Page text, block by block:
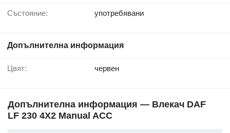
Състояние: употребявани
Допълнителна информация
Цвят: червен
Допълнителна информация — Влекач DAF
LF 230 4X2 Manual ACC